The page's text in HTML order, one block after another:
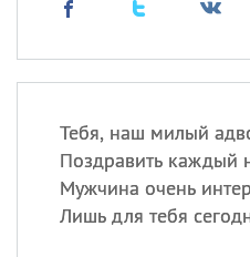
Тебя, наш милый
Поздравить каждый
Мужчина очень
Лишь для тебя